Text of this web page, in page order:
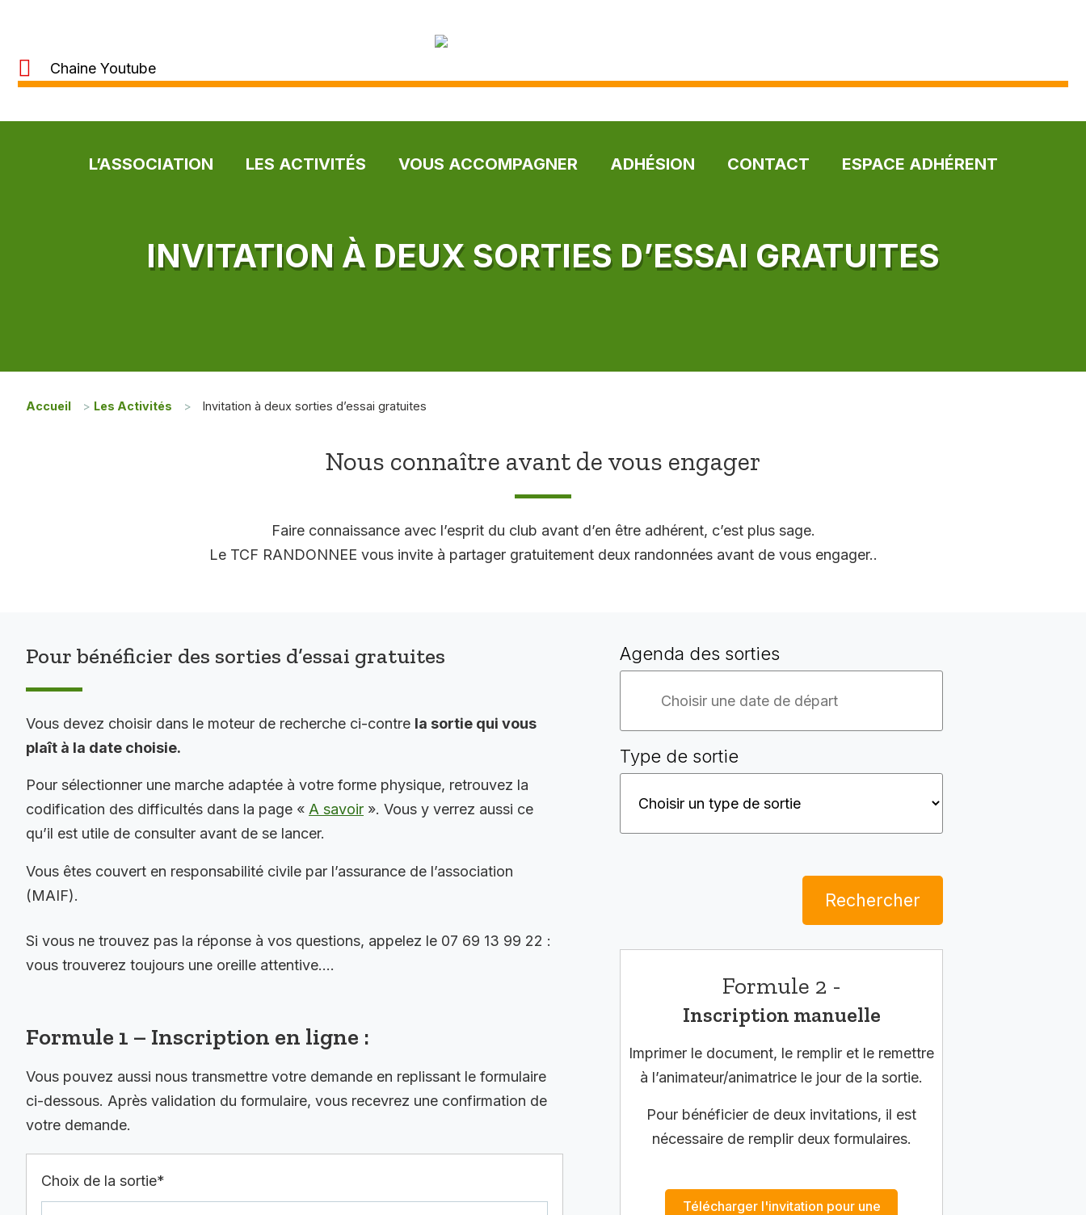
Chaine Youtube
L’ASSOCIATION LES ACTIVITÉS VOUS ACCOMPAGNER ADHÉSION CONTACT ESPACE ADHÉRENT
INVITATION À DEUX SORTIES D’ESSAI GRATUITES
Accueil > Les Activités > Invitation à deux sorties d’essai gratuites
Nous connaître avant de vous engager
Faire connaissance avec l’esprit du club avant d’en être adhérent, c’est plus sage.
Le TCF RANDONNEE vous invite à partager gratuitement deux randonnées avant de vous engager..
Pour bénéficier des sorties d’essai gratuites
Vous devez choisir dans le moteur de recherche ci-contre la sortie qui vous
plaît à la date choisie.
Pour sélectionner une marche adaptée à votre forme physique, retrouvez la
codification des difficultés dans la page « A savoir ». Vous y verrez aussi ce
qu’il est utile de consulter avant de se lancer.
Vous êtes couvert en responsabilité civile par l’assurance de l’association
(MAIF).
Si vous ne trouvez pas la réponse à vos questions, appelez le 07 69 13 99 22 :
vous trouverez toujours une oreille attentive….
Formule 1 – Inscription en ligne :
Vous pouvez aussi nous transmettre votre demande en replissant le formulaire
ci-dessous. Après validation du formulaire, vous recevrez une confirmation de
votre demande.
Choix de la sortie*
Agenda des sorties
Type de sortie
Rechercher
Formule 2 -
Inscription manuelle
Imprimer le document, le remplir et le remettre
à l’animateur/animatrice le jour de la sortie.
Pour bénéficier de deux invitations, il est
nécessaire de remplir deux formulaires.
Télécharger l'invitation pour une